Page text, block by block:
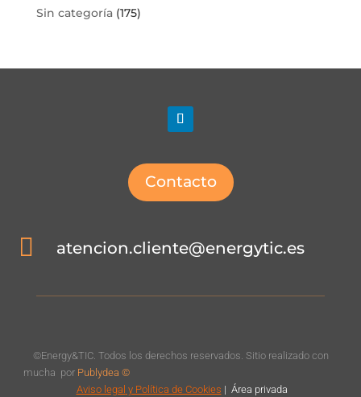
Sin categoría(175)
Contacto
 atencion.cliente@energytic.es
©Energy&TIC. Todos los derechos reservados. Sitio realizado con
mucha por Publydea ©
Aviso legal y Política de Cookies | Área privada